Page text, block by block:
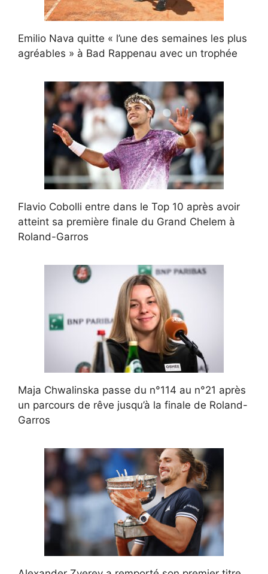
Emilio Nava quitte « l’une des semaines les plus
agréables » à Bad Rappenau avec un trophée
Flavio Cobolli entre dans le Top 10 après avoir
atteint sa première finale du Grand Chelem à
Roland-Garros
Maja Chwalinska passe du n°114 au n°21 après
un parcours de rêve jusqu’à la finale de Roland-
Garros